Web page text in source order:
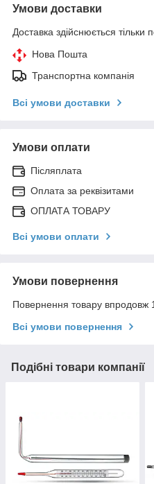
Умови доставки
Доставка здійснюється тільки
Нова Пошта
Транспортна компанія
Всі умови доставки
Умови оплати
Післяплата
Оплата за реквізитами
ОПЛАТА ТОВАРУ
Всі умови оплати
Умови повернення
Повернення товару впродовж
Всі умови повернення
Подібні товари компанії